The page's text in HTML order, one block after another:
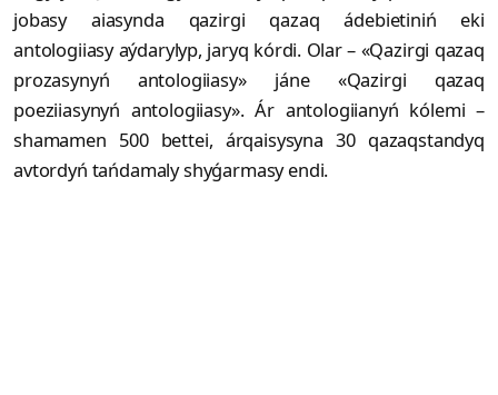
jobasy aiasynda qazirgi qazaq ádebietiniń eki
antologiiasy aýdarylyp, jaryq kórdi. Olar – «Qazirgi qazaq
prozasynyń antologiiasy» jáne «Qazirgi qazaq
poeziiasynyń antologiiasy». Ár antologiianyń kólemi –
shamamen 500 bettei, árqaisysyna 30 qazaqstandyq
avtordyń tańdamaly shyǵarmasy endi.